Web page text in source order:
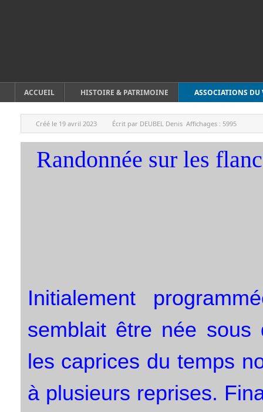
ACCUEIL HISTOIRE & PATRIMOINE ASSOCIATIONS DU
Créé le 19 avril 2023 Écrit par DEUBEL Denis Affichages : 5995
Randonnée sur les
Initialement
semblait être née sous
les caprices du temps
à plusieurs reprises.